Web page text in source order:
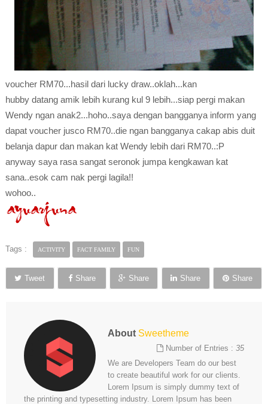
voucher RM70...hasil dari lucky draw..oklah...kan
hubby datang amik lebih kurang kul 9 lebih...siap pergi makan
Wendy ngan anak2...hoho..saya dengan bangganya inform yang
dapat voucher jusco RM70..die ngan bangganya cakap abis duit
belanja dapur dan makan kat Wendy lebih dari RM70..:P
anyway saya rasa sangat seronok jumpa kengkawan kat
sana..esok cam nak pergi lagila!!
wohoo..
Tags : ACTIVITY FACT FAMILY FUN
Tweet Share Share Share Share
About Sweetheme
Number of Entries :35
We are Developers Team do our best
to create beautiful work for our clients.
Lorem Ipsum is simply dummy text of
the printing and typesetting industry. Lorem Ipsum has been